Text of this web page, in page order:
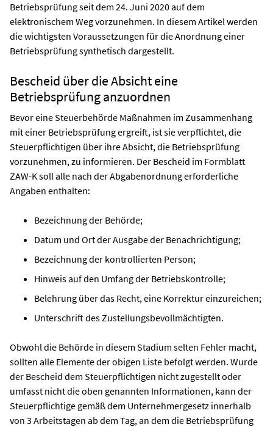
Betriebsprüfung seit dem 24. Juni 2020 auf dem
elektronischem Weg vorzunehmen. In diesem Artikel werden
die wichtigsten Voraussetzungen für die Anordnung einer
Betriebsprüfung synthetisch dargestellt.
Bescheid über die Absicht eine
Betriebsprüfung anzuordnen
Bevor eine Steuerbehörde Maßnahmen im Zusammenhang
mit einer Betriebsprüfung ergreift, ist sie verpflichtet, die
Steuerpflichtigen über ihre Absicht, die Betriebsprüfung
vorzunehmen, zu informieren. Der Bescheid im Formblatt
ZAW-K soll alle nach der Abgabenordnung erforderliche
Angaben enthalten:
Bezeichnung der Behörde;
Datum und Ort der Ausgabe der Benachrichtigung;
Bezeichnung der kontrollierten Person;
Hinweis auf den Umfang der Betriebskontrolle;
Belehrung über das Recht, eine Korrektur einzureichen;
Unterschrift des Zustellungsbevollmächtigten.
Obwohl die Behörde in diesem Stadium selten Fehler macht,
sollten alle Elemente der obigen Liste befolgt werden. Wurde
der Bescheid dem Steuerpflichtigen nicht zugestellt oder
umfasst nicht die oben genannten Informationen, kann der
Steuerpflichtige gemäß dem Unternehmergesetz innerhalb
von 3 Arbeitstagen ab dem Tag, an dem die Betriebsprüfung